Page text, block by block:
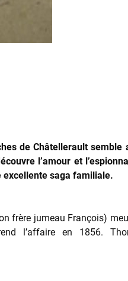
de Châtellerault
l’amour et
excellente saga familiale.
frère jumeau François)
l’affaire en 1856.